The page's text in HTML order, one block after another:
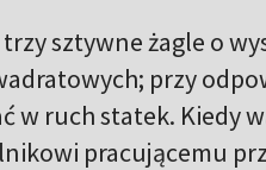
sztywne żagle o
przy
w ruch statek. Kiedy
pracującemu